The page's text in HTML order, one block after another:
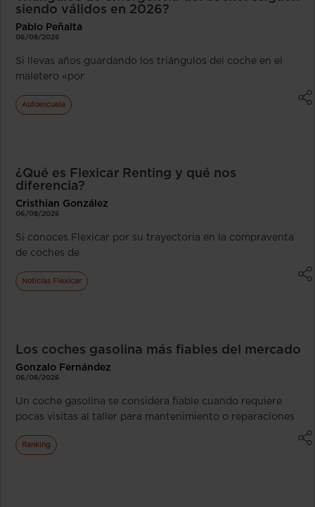
siendo válidos en 2026?
Pablo Peñalta
06/08/2026
Si llevas años guardando los triángulos del coche en el
maletero «por
Autoescuela
¿Qué es Flexicar Renting y qué nos
diferencia?
Cristhian González
06/08/2026
Si conoces Flexicar por su trayectoria en la compraventa
de coches de
Noticias Flexicar
Los coches gasolina más fiables del mercado
Gonzalo Fernández
06/08/2026
Un coche gasolina se considera fiable cuando requiere
pocas visitas al taller para mantenimiento o reparaciones
Ranking